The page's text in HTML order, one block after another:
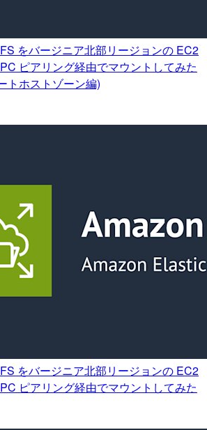
をバージニア北部リージョンの EC2
ピアリング経由でマウントしてみた
トホストゾーン編)
をバージニア北部リージョンの EC2
ピアリング経由でマウントしてみた